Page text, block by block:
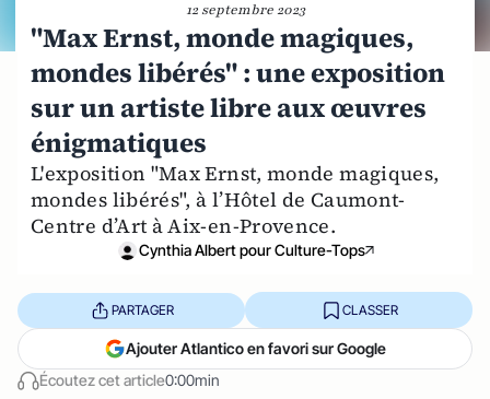
12 septembre 2023
"Max Ernst, monde magiques,
mondes libérés" : une exposition
sur un artiste libre aux œuvres
énigmatiques
L'exposition "Max Ernst, monde magiques,
mondes libérés", à l’Hôtel de Caumont-
Centre d’Art à Aix-en-Provence.
Cynthia Albert pour Culture-Tops
Écoutez cet article0:00min
PARTAGER CLASSER
Ajouter Atlantico en favori sur Google